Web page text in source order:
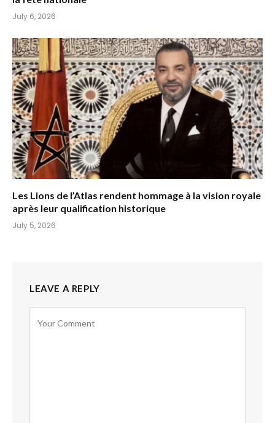
July 6, 2026
Les Lions de l’Atlas rendent hommage à la vision royale
après leur qualification historique
July 5, 2026
LEAVE A REPLY